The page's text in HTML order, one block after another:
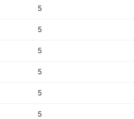
5
5
5
5
5
5